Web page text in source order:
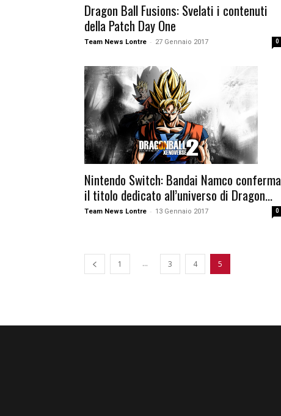
Dragon Ball Fusions: Svelati i contenuti
della Patch Day One
Team News Lontre - 27 Gennaio 2017 0
Nintendo Switch: Bandai Namco conferma
il titolo dedicato all’universo di Dragon...
Team News Lontre - 13 Gennaio 2017 0
1 ... 3 4 5